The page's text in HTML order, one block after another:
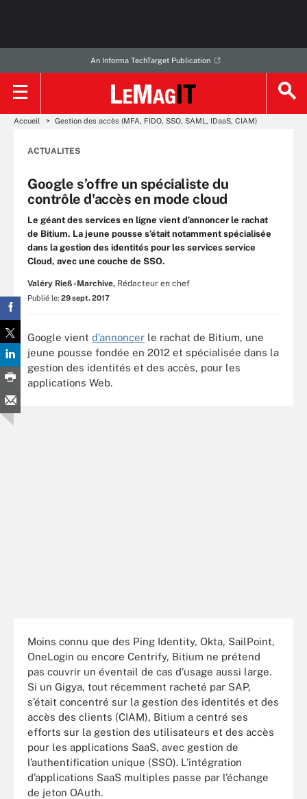
An Informa TechTarget Publication
Accueil Gestion des accès (MFA, FIDO, SSO, SAML, IDaaS, CIAM)
ACTUALITES
Google s’offre un spécialiste du
contrôle d'accès en mode cloud
Le géant des services en ligne vient d’annoncer le rachat
de Bitium. La jeune pousse s’était notamment spécialisée
dans la gestion des identités pour les services service
Cloud, avec une couche de SSO.
Valéry Rieß-Marchive, Rédacteur en chef
Publié le: 29 sept. 2017
Google vient d’annoncer le rachat de Bitium, une
jeune pousse fondée en 2012 et spécialisée dans la
gestion des identités et des accès, pour les
applications Web.
Moins connu que des Ping Identity, Okta, SailPoint,
OneLogin ou encore Centrify, Bitium ne prétend
pas couvrir un éventail de cas d’usage aussi large.
Si un Gigya, tout récemment racheté par SAP,
s’était concentré sur la gestion des identités et des
accès des clients (CIAM), Bitium a centré ses
efforts sur la gestion des utilisateurs et des accès
pour les applications SaaS, avec gestion de
l’authentification unique (SSO). L’intégration
d’applications SaaS multiples passe par l’échange
de jeton OAuth.